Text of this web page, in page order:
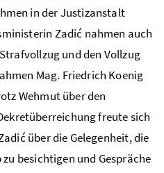
in der Justizanstalt
Zadić nahmen auch
und den Vollzug
Mag. Friedrich Koenig
Wehmut über den
freute sich
über die Gelegenheit, die
besichtigen und Gespräche